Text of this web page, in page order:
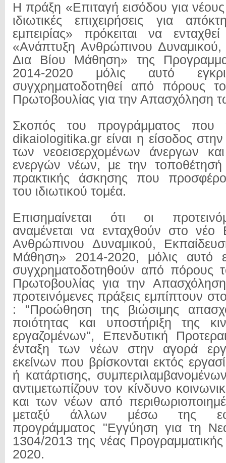
Η πράξη «Επιταγή εισόδου για
ιδιωτικές επιχειρήσεις για
εμπειρίας» πρόκειται να
«Ανάπτυξη Ανθρώπινου Δυναμικού,
Δια Βίου Μάθηση» της
2014-2020 μόλις αυτό
συγχρηματοδοτηθεί από πόρους
Πρωτοβουλίας για την Απασχόληση
Σκοπός του προγράμματος που
dikaiologitika.gr είναι η είσοδος
των νεοεισερχομένων άνεργων
ενεργών νέων, με την τοποθέτησή
πρακτικής άσκησης που
του ιδιωτικού τομέα.
Επισημαίνεται ότι οι
αναμένεται να ενταχθούν στο
Ανθρώπινου Δυναμικού,
Μάθηση» 2014-2020, μόλις αυτό
συγχρηματοδοτηθούν από πόρους
Πρωτοβουλίας για την
προτεινόμενες πράξεις εμπίπτουν
: "Προώθηση της βιώσιμης
ποιότητας και υποστήριξη της
εργαζομένων", Επενδυτική
ένταξη των νέων στην αγορά
εκείνων που βρίσκονται εκτός
ή κατάρτισης,
αντιμετωπίζουν τον κίνδυνο
και των νέων από
μεταξύ άλλων μέσω της
προγράμματος "Εγγύηση για τη
1304/2013 της νέας
2020.